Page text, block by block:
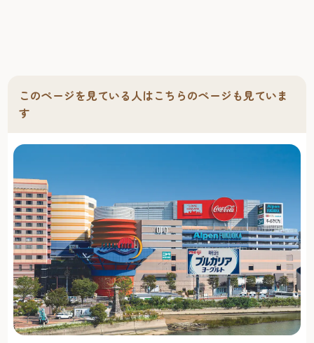
このページを見ている人はこちらのページも見ていま
す